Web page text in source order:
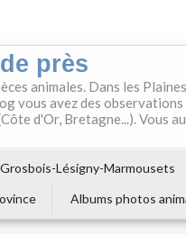
près
animales. Dans les
vous avez des
d'Or, Bretagne...). Vous
Lésigny-Marmousets
Albums photos